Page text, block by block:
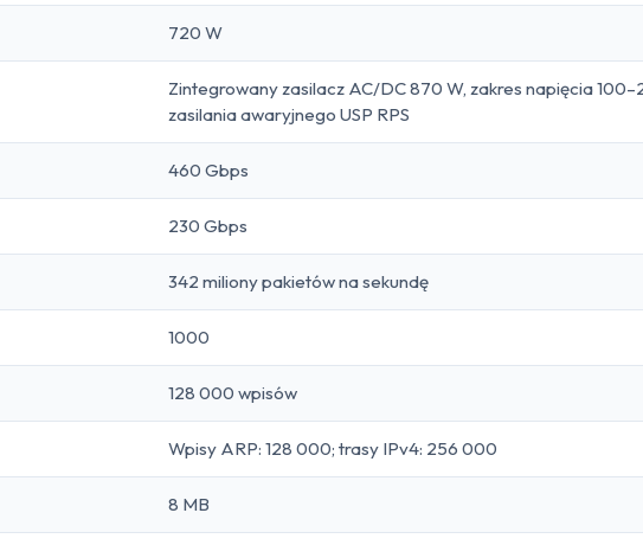
720 W
Zintegrowany zasilacz AC/DC 870 W, zakres napięcia
zasilania awaryjnego USP RPS
460 Gbps
230 Gbps
342 miliony pakietów na sekundę
1000
128 000 wpisów
Wpisy ARP: 128 000; trasy IPv4: 256 000
8 MB